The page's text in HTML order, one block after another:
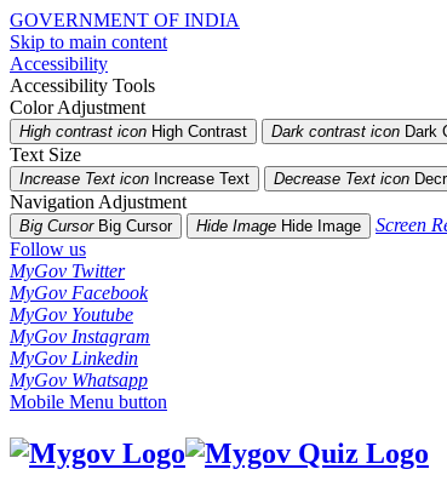
GOVERNMENT OF INDIA
Skip to main content
Accessibility
Accessibility Tools
Color Adjustment
High contrast icon High Contrast Dark contrast icon Dark
Text Size
Increase Text icon Increase Text Decrease Text icon
Navigation Adjustment
Big CursorBig Cursor Hide Image Hide Image Screen
Follow us
MyGov Twitter
MyGov Facebook
MyGov Youtube
MyGov Instagram
MyGov Linkedin
MyGov Whatsapp
Mobile Menu button